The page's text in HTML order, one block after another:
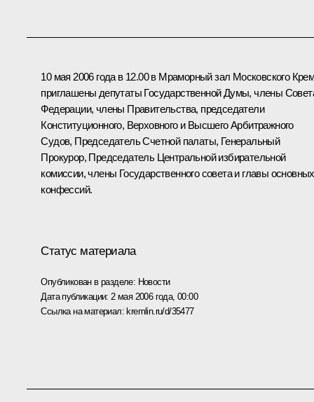
10 мая 2006 года в 12.00 в Мраморный зал Московского
приглашены депутаты Государственной Думы, члены
Федерации, члены Правительства, председатели
Конституционного, Верховного и Высшего Арбитражного
Судов, Председатель Счетной палаты, Генеральный
Прокурор, Председатель Центральной избирательной
комиссии, члены Государственного совета и главы основных
конфессий.
Статус материала
Опубликован в разделе: Новости
Дата публикации: 2 мая 2006 года, 00:00
Ссылка на материал:kremlin.ru/d/35477